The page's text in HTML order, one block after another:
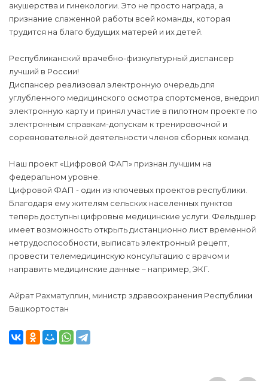
акушерства и гинекологии. Это не просто награда, а
признание слаженной работы всей команды, которая
трудится на благо будущих матерей и их детей.
Республиканский врачебно-физкультурный диспансер
лучший в России!
Диспансер реализовал электронную очередь для
углубленного медицинского осмотра спортсменов, внедрил
электронную карту и принял участие в пилотном проекте по
электронным справкам-допускам к тренировочной и
соревновательной деятельности членов сборных команд.
Наш проект «Цифровой ФАП» признан лучшим на
федеральном уровне.
Цифровой ФАП - один из ключевых проектов республики.
Благодаря ему жителям сельских населенных пунктов
теперь доступны цифровые медицинские услуги. Фельдшер
имеет возможность открыть дистанционно лист временной
нетрудоспособности, выписать электронный рецепт,
провести телемедицинскую консультацию с врачом и
направить медицинские данные – например, ЭКГ.
Айрат Рахматуллин, министр здравоохранения Республики
Башкортостан